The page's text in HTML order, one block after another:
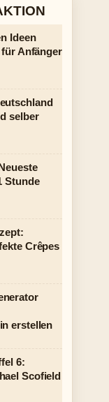
Ideen
Anfänger
selber
Stunde
Crêpes
erstellen
6:
Scofield